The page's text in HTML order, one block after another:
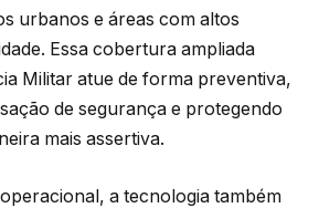
urbanos e áreas com altos
Essa cobertura ampliada
Militar atue de forma preventiva,
de segurança e protegendo
mais assertiva.
a tecnologia também